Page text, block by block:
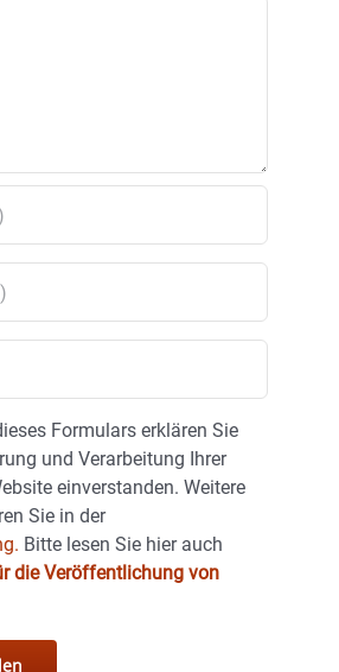
Formulars erklären Sie
und Verarbeitung Ihrer
einverstanden. Weitere
Sie in der
Bitte lesen Sie hier auch
die Veröffentlichung von